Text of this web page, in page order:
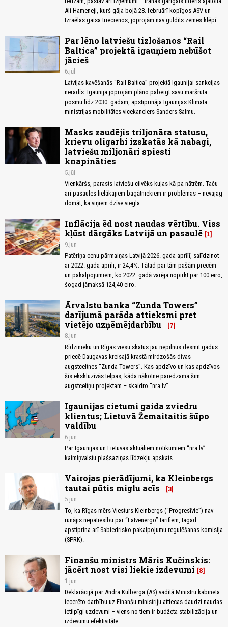
Ali Hameneji, kurš gāja bojā 28. februārī kopīgos ASV un
Izraēlas gaisa triecienos, joprojām nav guldīts zemes klēpī.
Par lēno latviešu tizlošanos “Rail
Baltica” projektā igauņiem nebūšot
jācieš
6.jūl
Latvijas kavēšanās “Rail Baltica” projektā Igaunijai sankcijas
neradīs. Igaunija joprojām plāno pabeigt savu maršruta
posmu līdz 2030. gadam, apstiprināja Igaunijas Klimata
ministrijas mobilitātes vicekanclers Sanders Salmu.
Masks zaudējis triljonāra statusu,
krievu oligarhi izskatās kā nabagi,
latviešu miljonāri spiesti
knapināties
5.jūl
Vienkāršs, parasts latviešu cilvēks kuļas kā pa nātrēm. Taču
arī pasaules lielākajiem bagātniekiem ir problēmas – nevajag
domāt, ka viņiem dzīve viegla.
Inflācija ēd nost naudas vērtību. Viss
kļūst dārgāks Latvijā un pasaulē 1
9.jun
Patēriņa cenu pārmaiņas Latvijā 2026. gada aprīlī, salīdzinot
ar 2022. gada aprīli, ir 24,4%. Tātad par tām pašām precēm
un pakalpojumiem, ko 2022. gadā varēja nopirkt par 100 eiro,
šogad jāmaksā 124,40 eiro.
Ārvalstu banka “Zunda Towers”
darījumā parāda attieksmi pret
vietējo uzņēmējdarbību
7
8.jun
Rīdzinieku un Rīgas viesu skatus jau nepilnus desmit gadus
priecē Daugavas kreisajā krastā mirdzošās divas
augstceltnes “Zunda Towers”. Kas apdzīvo un kas apdzīvos
šīs ekskluzīvās telpas, kāda nākotne paredzama šim
augstceltņu projektam – skaidro “nra.lv”.
Igaunijas cietumi gaida zviedru
klientus; Lietuvā Žemaitaitis šūpo
valdību
6.jun
Par Igaunijas un Lietuvas aktuāliem notikumiem “nra.lv”
kaimiņvalstu plašsaziņas līdzekļu apskats.
Vairojas pierādījumi, ka Kleinbergs
tautai pūtis miglu acīs
3
5.jun
To, ka Rīgas mērs Viesturs Kleinbergs (“Progresīvie”) nav
runājis nepatiesību par “Latvenergo” tarifiem, tagad
apstiprina arī Sabiedrisko pakalpojumu regulēšanas komisija
(SPRK).
Finanšu ministrs Māris Kučinskis:
jācērt nost visi liekie izdevumi
8
1.jun
Deklarācijā par Andra Kulberga (AS) vadītā Ministru kabineta
iecerēto darbību uz Finanšu ministriju attiecas daudzi naudas
ietilpīgi uzdevumi – viens no tiem ir budžeta stabilizācija un
izdevumu efektivitāte.